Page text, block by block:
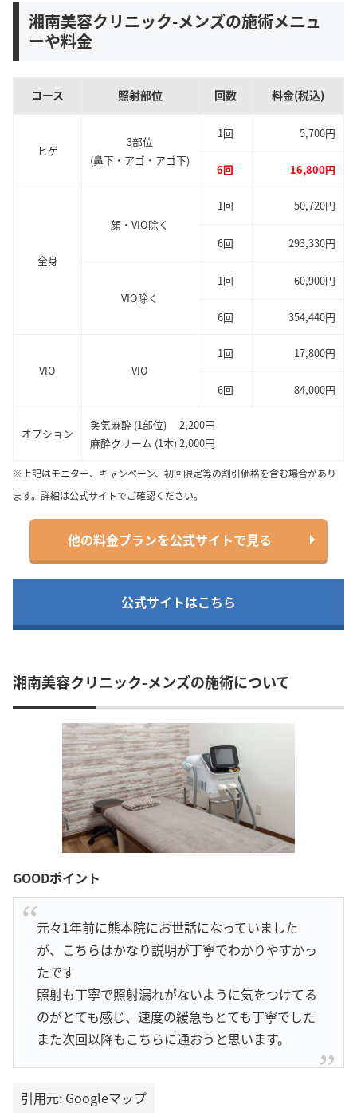
湘南美容クリニック-メンズの施術メニュ
ーや料金
コース 照射部位 回数 料金(税込)
ヒゲ
3部位
(鼻下・アゴ・アゴ下)
1回 5,700円
6回 16,800円
全身
顔・VIO除く
1回 50,720円
6回 293,330円
VIO除く
1回 60,900円
6回 354,440円
VIO VIO
1回 17,800円
6回 84,000円
オプション
笑気麻酔 (1部位) 2,200円
麻酔クリーム (1本) 2,000円
※上記はモニター、キャンペーン、初回限定等の割引価格を含む場合があり
ます。詳細は公式サイトでご確認ください。
他の料金プランを公式サイトで見る
公式サイトはこちら
湘南美容クリニック-メンズの施術について
GOODポイント
元々1年前に熊本院にお世話になっていました
が、こちらはかなり説明が丁寧でわかりやすかっ
たです
照射も丁寧で照射漏れがないように気をつけてる
のがとても感じ、速度の緩急もとても丁寧でした
また次回以降もこちらに通おうと思います。
引用元: Googleマップ